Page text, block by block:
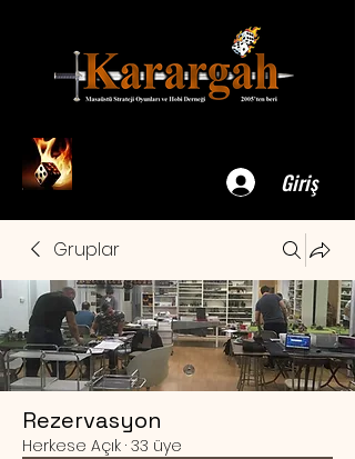
Giriş
Gruplar
Rezervasyon
Herkese Açık · 33 üye